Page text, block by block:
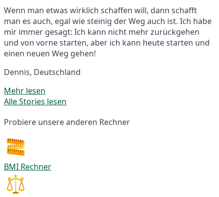
Wenn man etwas wirklich schaffen will, dann schafft
man es auch, egal wie steinig der Weg auch ist. Ich habe
mir immer gesagt: Ich kann nicht mehr zurückgehen
und von vorne starten, aber ich kann heute starten und
einen neuen Weg gehen!
Dennis, Deutschland
Mehr lesen
Alle Stories lesen
Probiere unsere anderen Rechner
BMI Rechner